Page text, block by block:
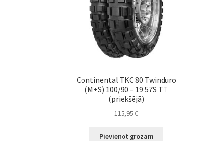
Continental TKC 80 Twinduro
(M+S) 100/90 – 19 57S TT
(priekšējā)
115,95€
Pievienot grozam